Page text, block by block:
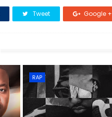
Tweet Google +
RAP